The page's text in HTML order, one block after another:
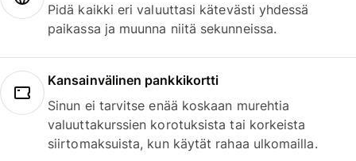
Pidä kaikki eri valuuttasi kätevästi yhdessä
paikassa ja muunna niitä sekunneissa.
Kansainvälinen pankkikortti
Sinun ei tarvitse enää koskaan murehtia
valuuttakurssien korotuksista tai korkeista
siirtomaksuista, kun käytät rahaa ulkomailla.